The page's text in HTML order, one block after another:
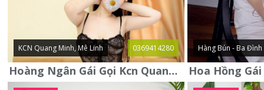
KCN Quang Minh, Mê Linh 0369414280
Hoàng Ngân Gái Gọi Kcn Quang Minh - Mê Linh . Hàng Vip Lần Đầu
Hàng Bún - Ba Đình